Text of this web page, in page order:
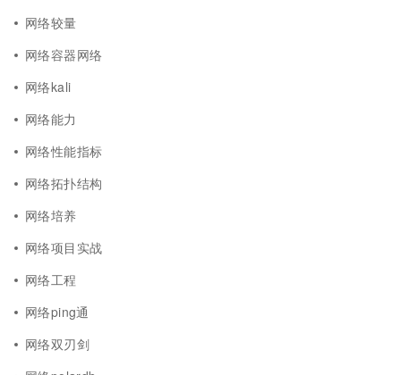
网络较量
网络容器网络
网络kali
网络能力
网络性能指标
网络拓扑结构
网络培养
网络项目实战
网络工程
网络ping通
网络双刃剑